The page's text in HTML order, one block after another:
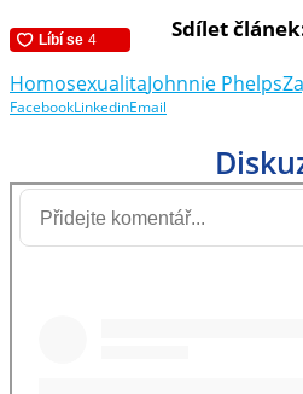
Sdílet
HomosexualitaJohnnie Phelps
FacebookLinkedinEmail